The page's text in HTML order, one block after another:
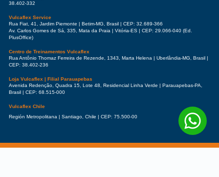
38.402-332
Vulcaflex Service
Rua Fiat, 41, Jardim Piemonte | Betim-MG, Brasil | CEP: 32.689-366
Av. Carlos Gomes de Sá, 335, Mata da Praia | Vitória-ES | CEP: 29.066-040 (Ed.
PlusOffice)
Centro de Treinamentos Vulcaflex
Rua Antônio Thomaz Ferreira de Rezende, 1343, Marta Helena | Uberlândia-MG, Brasil |
CEP: 38.402-236
Loja Vulcaflex | Filial Parauapebas
Avenida Redenção, Quadra 15, Lote 48, Residencial Linha Verde | Parauapebas-PA,
Brasil | CEP: 68.515-000
Vulcaflex Chile
Región Metropolitana | Santiago, Chile | CEP: 75.500-00